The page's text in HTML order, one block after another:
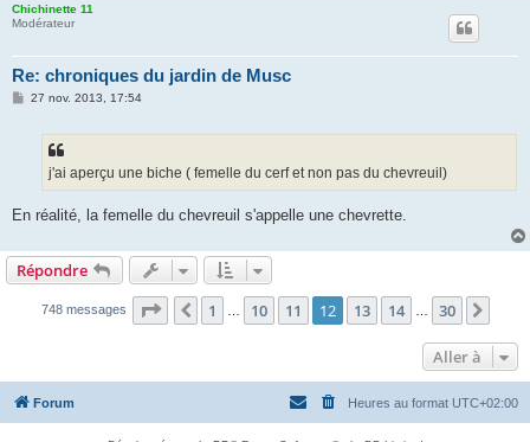
Chichinette 11
Modérateur
Re: chroniques du jardin de Musc
M27 nov. 2013, 17:54
j'ai aperçu une biche ( femelle du cerf et non pas du chevreuil)
En réalité, la femelle du chevreuil s'appelle une chevrette.
Répondre
748 messages Page 12 sur 30
Précédente
1 10 11 12 13 14 30
Aller à
Forum Heures au format UTC+02:00